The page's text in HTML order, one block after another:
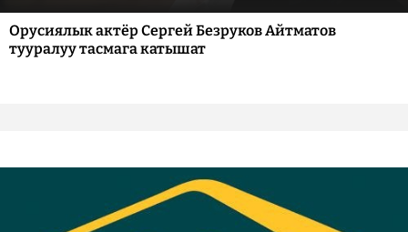
Орусиялык актёр Сергей Безруков Айтматов
тууралуу тасмага катышат